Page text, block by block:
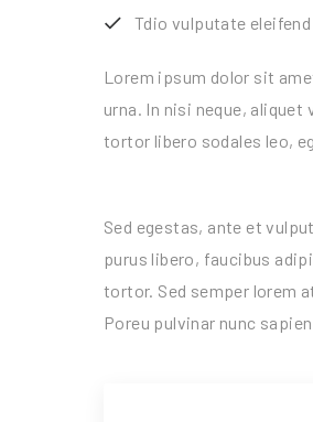
Tdio vulputate
Lorem ipsum dolor sit
urna. In nisi neque,
tortor libero sodales leo,
Sed egestas, ante et
purus libero, faucibus
tortor. Sed semper lorem
Poreu pulvinar nunc